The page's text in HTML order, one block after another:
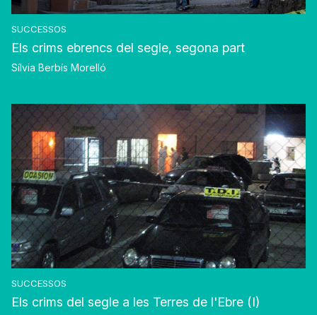
SUCCESSOS
Els crims ebrencs del segle, segona part
Sílvia Berbís Morelló
SUCCESSOS
Els crims del segle a les Terres de l'Ebre (I)